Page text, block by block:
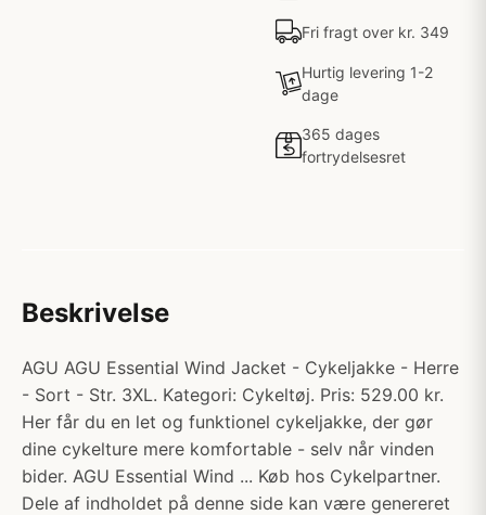
Fri fragt over kr. 349
Hurtig levering 1-2
dage
365 dages
fortrydelsesret
Beskrivelse
AGU AGU Essential Wind Jacket - Cykeljakke - Herre
- Sort - Str. 3XL. Kategori: Cykeltøj. Pris: 529.00 kr.
Her får du en let og funktionel cykeljakke, der gør
dine cykelture mere komfortable - selv når vinden
bider. AGU Essential Wind ... Køb hos Cykelpartner.
Dele af indholdet på denne side kan være genereret